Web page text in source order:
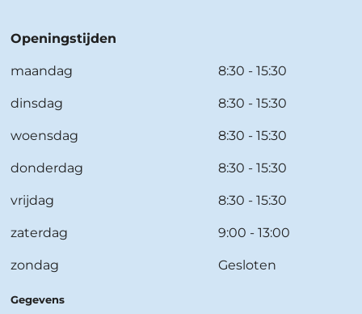
Openingstijden
maandag 8:30 - 15:30
dinsdag 8:30 - 15:30
woensdag 8:30 - 15:30
donderdag 8:30 - 15:30
vrijdag 8:30 - 15:30
zaterdag 9:00 - 13:00
zondag Gesloten
Gegevens